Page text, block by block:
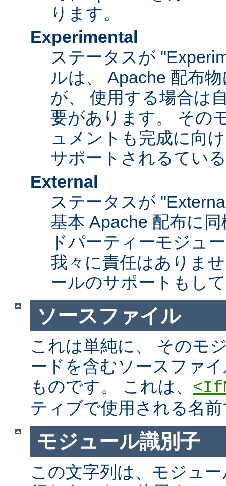
ります。
Experimental
ステータスが
ルは、 Apache 配布
が、 使用する場合は
要があります。 その
ュメントも完成に向
サポートされるてい
External
ステータスが
基本 Apache 配布に
ドパーティーモジュ
我々に責任はありま
ールのサポートもし
ソースファイル
これは単純に、 そのモ
ードを含むソースファ
ものです。 これは、
ティブで使用される名
モジュール識別子
この文字列は、モジュ